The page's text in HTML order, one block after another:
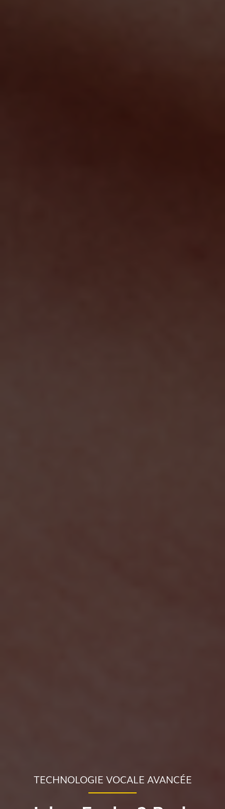
TECHNOLOGIE VOCALE AVANCÉE